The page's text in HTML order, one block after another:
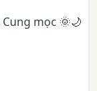
mọc 🌞🌙✨